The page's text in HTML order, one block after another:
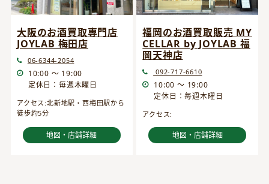
大阪のお酒買取専門店
JOYLAB 梅田店
06-6344-2054
10:00 ～ 19:00
定休日：毎週木曜日
アクセス:北新地駅・西梅田駅から
徒歩約5分
地図・店舗詳細
福岡のお酒買取販売 MY
CELLAR by JOYLAB 福
岡天神店
092-717-6610
10:00 ～ 19:00
定休日：毎週木曜日
アクセス:
地図・店舗詳細